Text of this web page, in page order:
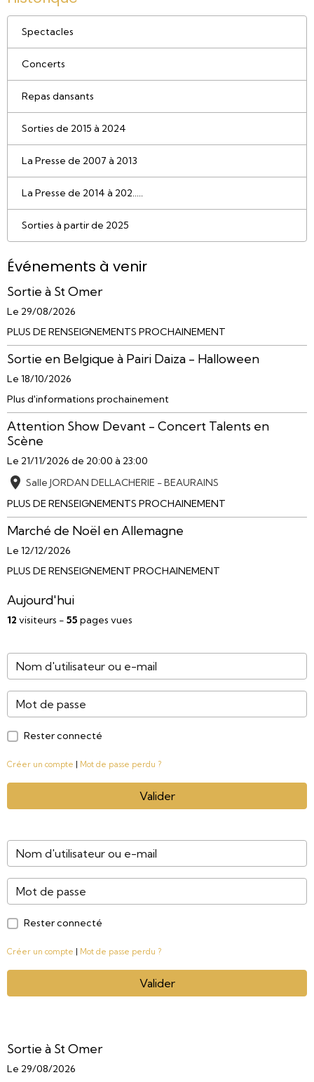
Spectacles
Concerts
Repas dansants
Sorties de 2015 à 2024
La Presse de 2007 à 2013
La Presse de 2014 à 202.....
Sorties à partir de 2025
Événements à venir
Sortie à St Omer
Le 29/08/2026
PLUS DE RENSEIGNEMENTS PROCHAINEMENT
Sortie en Belgique à Pairi Daiza - Halloween
Le 18/10/2026
Plus d'informations prochainement
Attention Show Devant - Concert Talents en
Scène
Le 21/11/2026 de 20:00 à 23:00
Salle JORDAN DELLACHERIE - BEAURAINS
PLUS DE RENSEIGNEMENTS PROCHAINEMENT
Marché de Noël en Allemagne
Le 12/12/2026
PLUS DE RENSEIGNEMENT PROCHAINEMENT
Aujourd'hui
12 visiteurs - 55 pages vues
Rester connecté
Créer un compte Mot de passe perdu ?
Valider
Rester connecté
Créer un compte Mot de passe perdu ?
Valider
Sortie à St Omer
Le 29/08/2026